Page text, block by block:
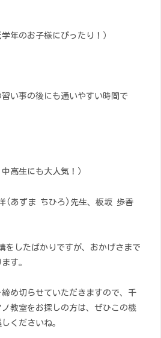
年のお子様にぴったり！）
習い事の後にも通いやすい時間で
高生にも大人気！）
あずま ちひろ)先生、板坂 歩香
をしたばかりですが、おかげさまで
す。
め切らせていただきますので、千
教室をお探しの方は、ぜひこの機
くださいね。